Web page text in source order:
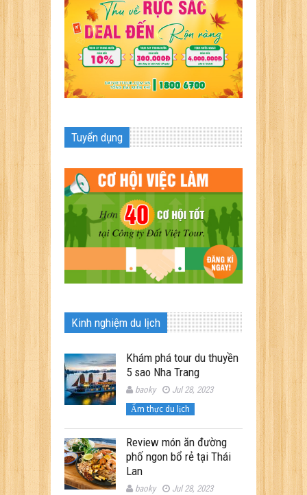
Tuyển dụng
Kinh nghiệm du lịch
Khám phá tour du thuyền
5 sao Nha Trang
baoky Jul 28, 2023
Ẩm thực du lịch
Review món ăn đường
phố ngon bổ rẻ tại Thái
Lan
baoky Jul 28, 2023